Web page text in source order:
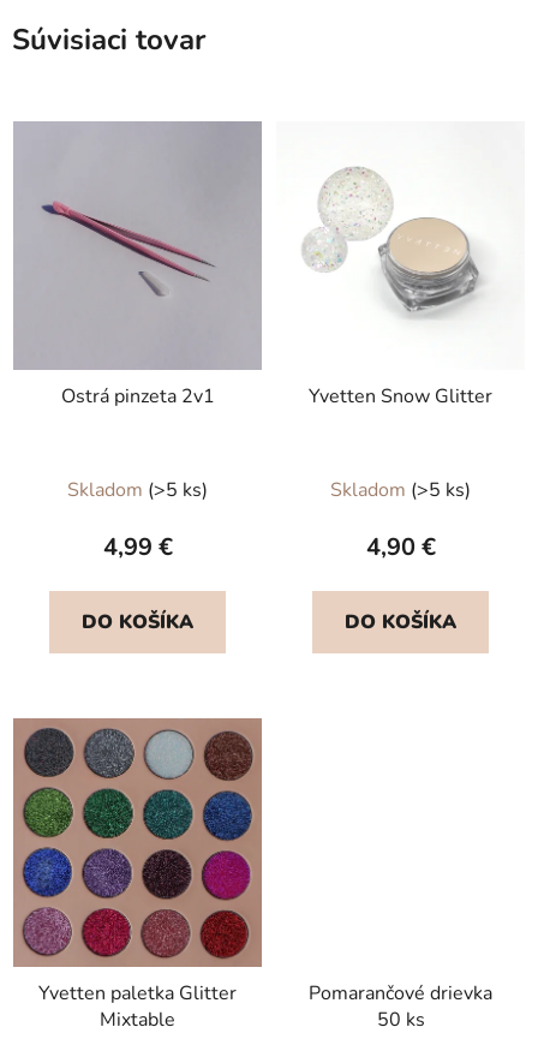
Súvisiaci tovar
Ostrá pinzeta 2v1
Skladom (>5 ks)
4,99 €
DO KOŠÍKA
Yvetten Snow Glitter
Skladom (>5 ks)
4,90 €
DO KOŠÍKA
Yvetten paletka Glitter
Mixtable
Pomarančové drievka
50 ks